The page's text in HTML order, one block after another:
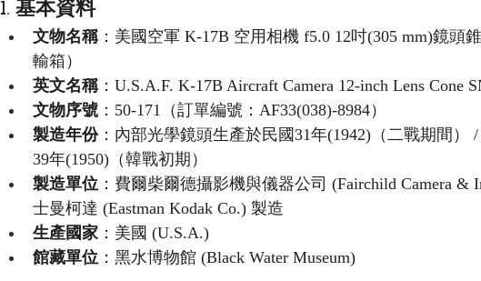
1. 基本資料
文物名稱：美國空軍 K-17B 空用相機 f5.0 12吋(305 mm)鏡頭
輸箱）
英文名稱：U.S.A.F. K-17B Aircraft Camera 12-inch Lens Cone
文物序號 ：50-171（訂單編號：AF33(038)-8984）
製造年份：內部光學鏡頭生產於民國31年(1942)（二戰期間）
39年(1950)（韓戰初期）
製造單位 ：費爾柴爾德攝影機與儀器公司 (Fairchild Camera &
士曼柯達 (Eastman Kodak Co.) 製造
生產國家 ：美國 (U.S.A.)
館藏單位 ：黑水博物館 (Black Water Museum)